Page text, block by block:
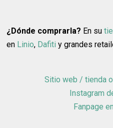
¿Dónde comprarla? En su
en Linio, Dafiti y grandes
Sitio web / tienda
Instagram
Fanpage